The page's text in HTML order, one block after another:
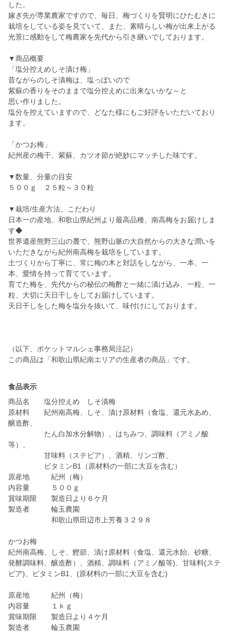
した。
嫁ぎ先が専業農家ですので、毎日、梅づくりを賢明にひたむきに
栽培をしている姿を見ていて、また、素晴らしい梅が出来上がる
光景に感動をして梅農家を先代から引き継いでしております。
▼商品概要
「塩分控えめしそ漬け梅」
昔ながらのしそ漬梅は、塩っぽいので
紫蘇の香りをそのままで塩分控えめに出来ないかな～と
思い作りました。
塩分を控えていますので、どなた様にもご好評をいただいており
ます。
「かつお梅」
紀州産の梅干、紫蘇、カツオ節が絶妙にマッチした味です。
▼数量、分量の目安
５００ｇ ２５粒～３０粒
▼栽培/生産方法、こだわり
日本一の産地、和歌山県紀州より最高品種、南高梅をお届けしま
す◆
世界遺産熊野三山の麓で、熊野山脈の大自然からの大きな潤いを
いただきながら紀州南高梅を栽培をしています。
土づくりから丁寧に、常に梅の木と対話をしながら、一本、一
本、愛情を持って育てています。
育てた梅を、先代からの秘伝の梅酢と一緒に漬け込み、一粒、一
粒、大切に天日干しをしてお届けしています。
天日干しをした梅を塩分を抜いて、味付けにしております。
（以下、ポケットマルシェ事務局注記）
この商品は「和歌山県紀南エリアの生産者の商品」です。
食品表示
商品名 塩分控えめ しそ漬梅
原材料 紀州南高梅、しそ、漬け原材料（食塩、還元水あめ、
醸造酢、
たん白加水分解物）、はちみつ、調味料（アミノ酸
等）、
甘味料（ステビア）、酒精、リンゴ酢、
ビタミンB1（原材料の一部に大豆を含む）
原産地 紀州（梅）
内容量 ５００ｇ
賞味期限 製造日より６ケ月
製造者 輪玉農園
和歌山県田辺市上芳養３２９８
かつお梅
紀州南高梅、しそ、鰹節、漬け原材料（食塩、還元水飴、砂糖、
発酵調味料、醸造酢）、酒精、調味料（アミノ酸等)、甘味料(ステ
ビア)、ビタミンB1、(原材料の一部に大豆を含む)
原産地 紀州（梅）
内容量 １ｋｇ
賞味期限 製造日より４ケ月
製造者 輪玉農園